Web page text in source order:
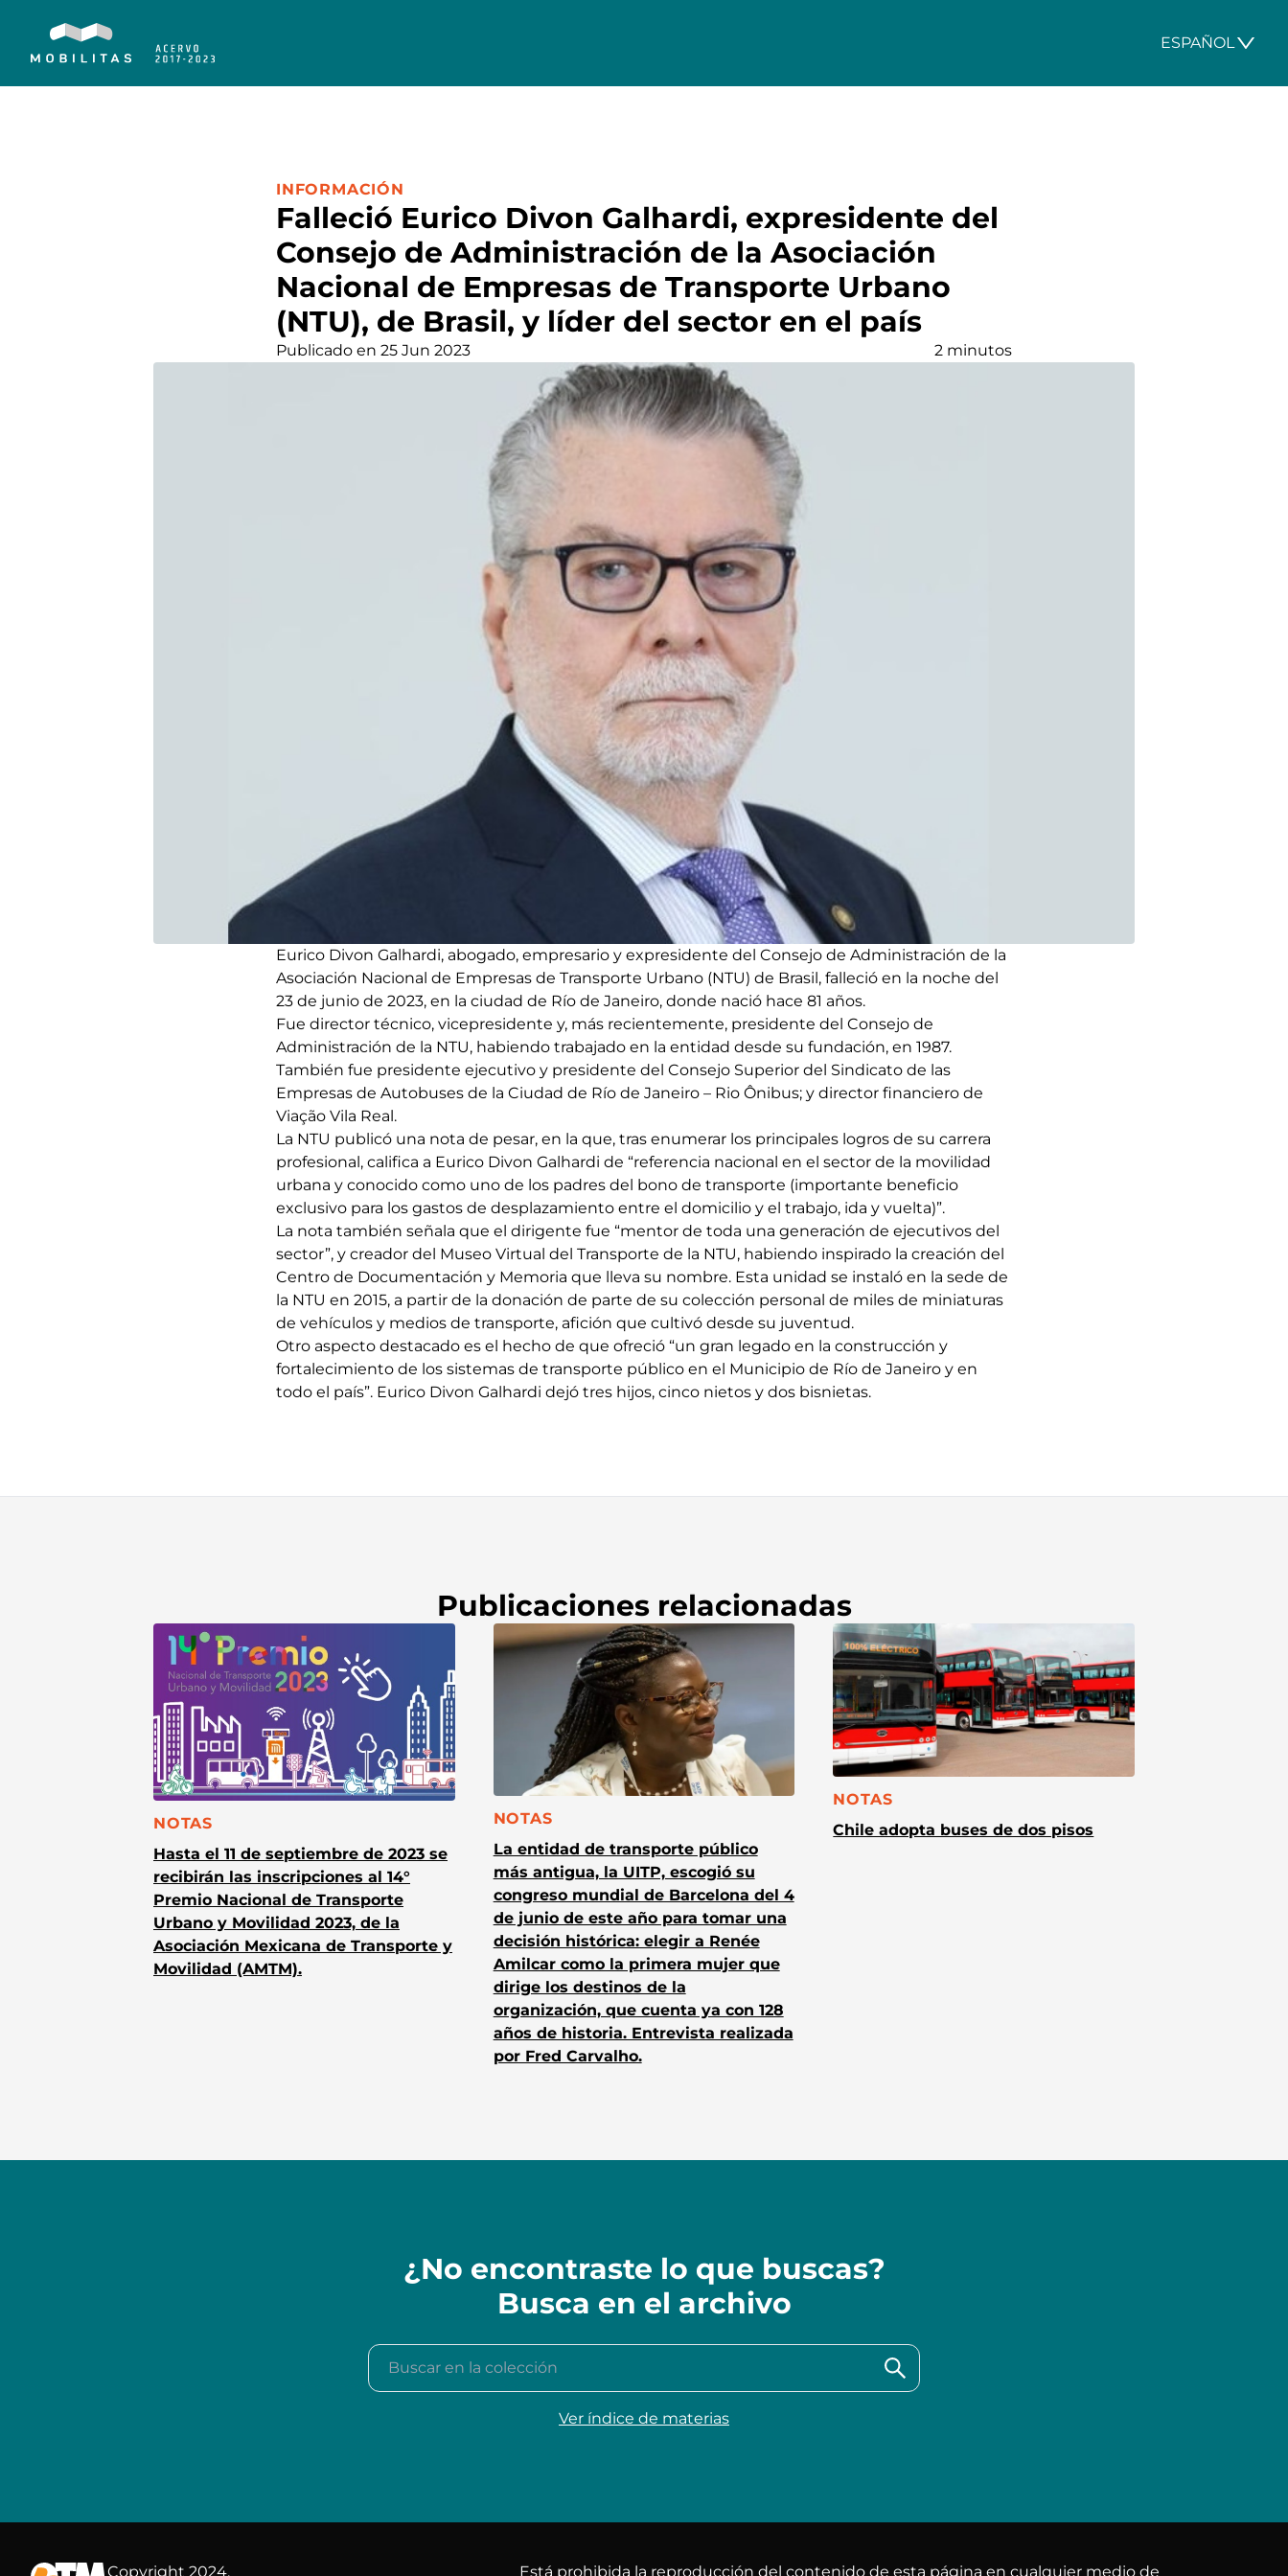
ESPAÑOL
Falleció Eurico Divon Galhardi, expresidente del
Consejo de Administración de la Asociación
Nacional de Empresas de Transporte Urbano
(NTU), de Brasil, y líder del sector en el país
CATEGORÍA:
INFORMACIÓN
Publicado en 25 Jun 2023 2 minutos
Eurico Divon Galhardi, abogado, empresario y expresidente del Consejo de Administración de la
Asociación Nacional de Empresas de Transporte Urbano (NTU) de Brasil, falleció en la noche del
23 de junio de 2023, en la ciudad de Río de Janeiro, donde nació hace 81 años.
Fue director técnico, vicepresidente y, más recientemente, presidente del Consejo de
Administración de la NTU, habiendo trabajado en la entidad desde su fundación, en 1987.
También fue presidente ejecutivo y presidente del Consejo Superior del Sindicato de las
Empresas de Autobuses de la Ciudad de Río de Janeiro – Rio Ônibus; y director financiero de
Viação Vila Real.
La NTU publicó una nota de pesar, en la que, tras enumerar los principales logros de su carrera
profesional, califica a Eurico Divon Galhardi de “referencia nacional en el sector de la movilidad
urbana y conocido como uno de los padres del bono de transporte (importante beneficio
exclusivo para los gastos de desplazamiento entre el domicilio y el trabajo, ida y vuelta)”.
La nota también señala que el dirigente fue “mentor de toda una generación de ejecutivos del
sector”, y creador del Museo Virtual del Transporte de la NTU, habiendo inspirado la creación del
Centro de Documentación y Memoria que lleva su nombre. Esta unidad se instaló en la sede de
la NTU en 2015, a partir de la donación de parte de su colección personal de miles de miniaturas
de vehículos y medios de transporte, afición que cultivó desde su juventud.
Otro aspecto destacado es el hecho de que ofreció “un gran legado en la construcción y
fortalecimiento de los sistemas de transporte público en el Municipio de Río de Janeiro y en
todo el país”. Eurico Divon Galhardi dejó tres hijos, cinco nietos y dos bisnietas.
Publicaciones relacionadas
CATEGORÍA:
NOTAS
Hasta el 11 de septiembre de 2023 se
recibirán las inscripciones al 14°
Premio Nacional de Transporte
Urbano y Movilidad 2023, de la
Asociación Mexicana de Transporte y
Movilidad (AMTM).
CATEGORÍA:
NOTAS
La entidad de transporte público
más antigua, la UITP, escogió su
congreso mundial de Barcelona del 4
de junio de este año para tomar una
decisión histórica: elegir a Renée
Amilcar como la primera mujer que
dirige los destinos de la
organización, que cuenta ya con 128
años de historia. Entrevista realizada
por Fred Carvalho.
CATEGORÍA:
NOTAS
Chile adopta buses de dos pisos
¿No encontraste lo que buscas?
Busca en el archivo
Buscar en la colección
Ver índice de materias
Copyright 2024. Está prohibida la reproducción del contenido de esta página en cualquier medio de